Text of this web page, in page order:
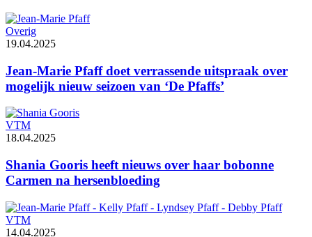
Overig
19.04.2025
Jean-Marie Pfaff doet verrassende uitspraak over
mogelijk nieuw seizoen van ‘De Pfaffs’
VTM
18.04.2025
Shania Gooris heeft nieuws over haar bobonne
Carmen na hersenbloeding
VTM
14.04.2025